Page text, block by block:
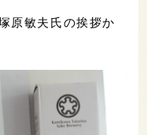
原敏夫氏の挨拶か